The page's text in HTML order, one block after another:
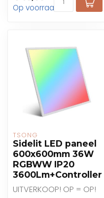
anders
Op voorraad
TSONG
Sidelit LED paneel
600x600mm 36W
RGBWW IP20
3600Lm+Controller
UITVERKOOP! OP = OP!